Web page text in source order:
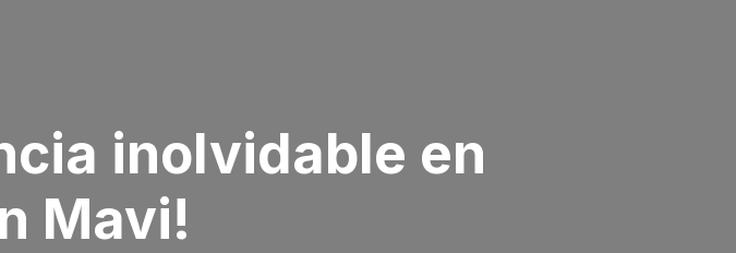
inolvidable en
Mavi!